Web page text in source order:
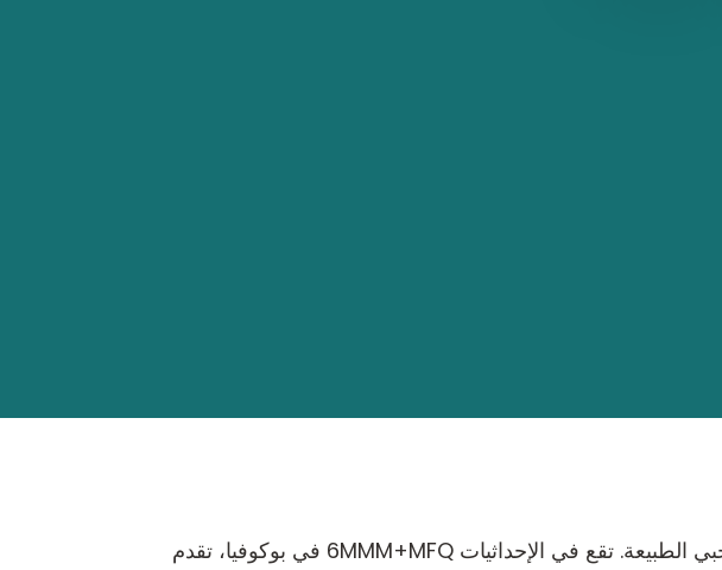
بوكوفيا هي منطقة مشي هادئة تقع في الريف الخلاب، مثالية لعشاق الهواء الطلق ومحبي الطبيعة. تقع في الإحداثيات 6MMM+MFQ في بوكوفيا، تقدم